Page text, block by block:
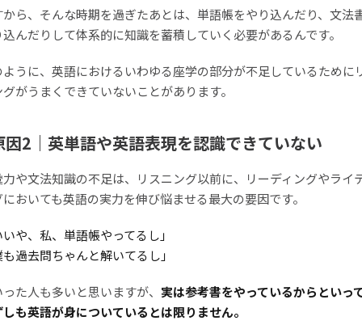
ら、そんな時期を過ぎたあとは、単語帳をやり込んだり、文法
んだりして体系的に知識を蓄積していく必要があるんです。
ように、英語におけるいわゆる座学の部分が不足しているために
がうまくできていないことがあります。
因2｜英単語や英語表現を認識できていない
や文法知識の不足は、リスニング以前に、リーディングやライ
おいても英語の実力を伸び悩ませる最大の要因です。
や、私、単語帳やってるし」
過去問ちゃんと解いてるし」
た人も多いと思いますが、 実は参考書をやっているからといっ
も英語が身についているとは限りません。